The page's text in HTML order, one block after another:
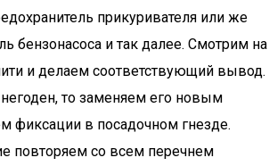
прикуривателя или же
бензонасоса и так далее. Смотрим на
и делаем соответствующий вывод.
то заменяем его новым
фиксации в посадочном гнезде.
повторяем со всем перечнем